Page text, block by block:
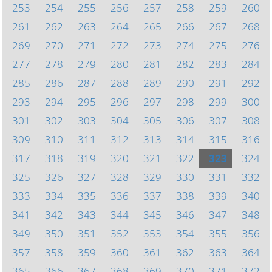
253
254 255 256 257 258 259
260
261
262 263 264 265 266 267
268
269
270 271 272 273 274 275
276
277
278 279 280 281 282 283
284
285
286 287 288 289 290 291
292
293
294 295 296 297 298 299
300
301
302 303 304 305 306 307
308
309
310 311 312 313 314 315
316
317
318 319 320 321 322 323
324
325
326 327 328 329 330 331
332
333
334 335 336 337 338 339
340
341
342 343 344 345 346 347
348
349
350 351 352 353 354 355
356
357
358 359 360 361 362 363
364